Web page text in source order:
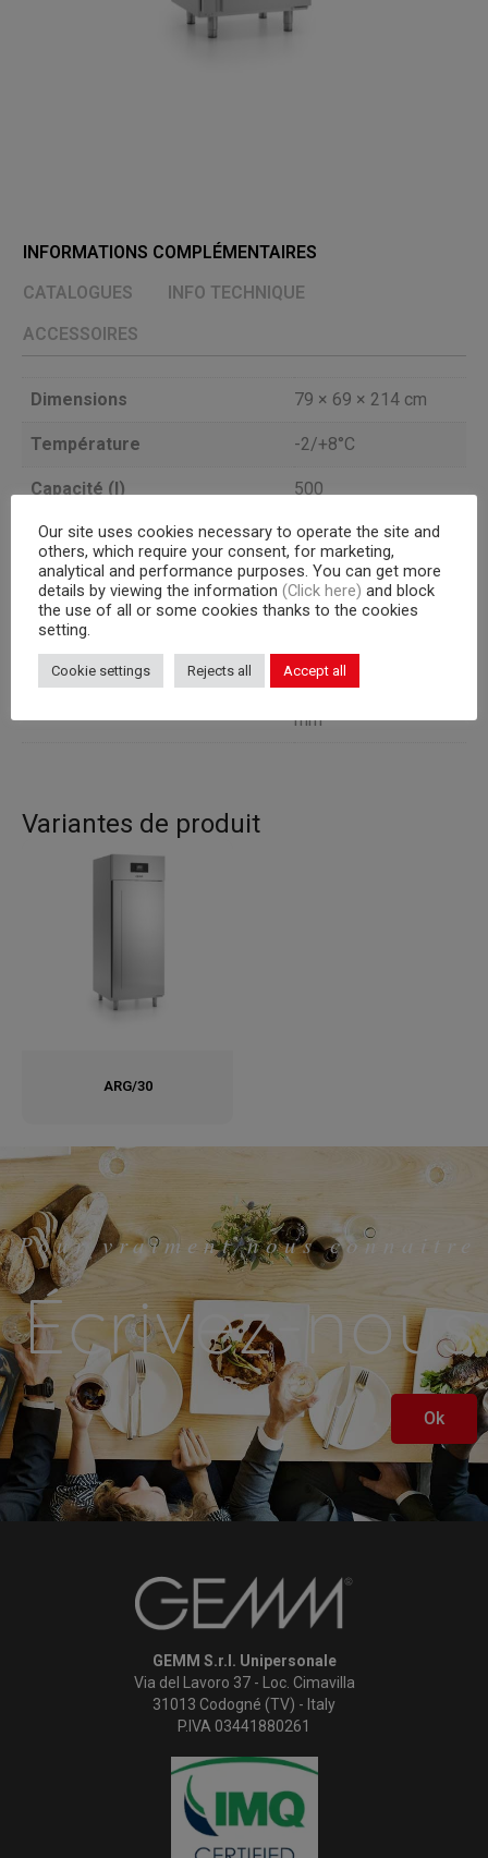
INFORMATIONS COMPLÉMENTAIRES
CATALOGUES
INFO TECHNIQUE
ACCESSOIRES
Dimensions 79 × 69 × 214 cm
Température -2/+8°C
Capacité (l) 500
Version
TEMPÉRATURE
NORMALE
Portes 1
Groupe frogorifique a bordo
20 plateaux 600×400
mm
Variantes de produit
ARG/30
Pour vraiment nous connaitre
Écrivez-nous
Ok
GEMM S.r.l. Unipersonale
Via del Lavoro 37 - Loc. Cimavilla
31013 Codogné (TV) - Italy
P.IVA 03441880261
Our site uses cookies necessary to operate the site and
others, which require your consent, for marketing,
analytical and performance purposes. You can get more
details by viewing the information (Click here) and block
the use of all or some cookies thanks to the cookies
setting.
Cookie settings Rejects all Accept all